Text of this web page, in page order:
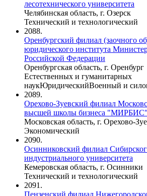
лесотехнического университета
Челябинская область, г. Озерск
Технический и технологический
2088.
Оренбургский филиал (заочного
юридического института
Российской Федерации
Оренбургская область, г. Оренбург
Естественных и гуманитарных
наукЮридическийВоенный и
2089.
Орехово-Зуевский филиал
высшей школы бизнеса "МИРБИС"
Московская область, г. Орехово-
Экономический
2090.
Осинниковский филиал
индустриального университета
Кемеровская область, г. Осинники
Технический и технологический
2091.
Пензенский филиал